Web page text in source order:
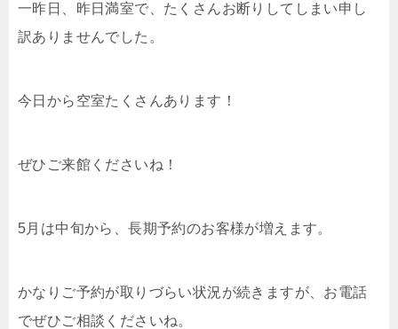
一昨日、昨日満室で、たくさんお断りしてしまい申し
訳ありませんでした。
今日から空室たくさんあります！
ぜひご来館くださいね！
5月は中旬から、長期予約のお客様が増えます。
かなりご予約が取りづらい状況が続きますが、お電話
でぜひご相談くださいね。